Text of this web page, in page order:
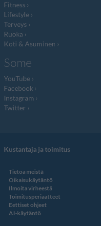
Fitness
Lifestyle
Terveys
Ruoka
Koti & Asuminen
Some
YouTube
Facebook
Instagram
Twitter
Kustantaja ja toimitus
Tietoa meistä
Oikaisukäytäntö
Ilmoita virheestä
Toimitusperiaatteet
Eettiset ohjeet
AI-käytäntö